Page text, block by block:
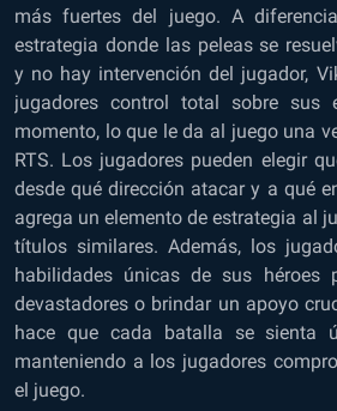
más fuertes del juego. A
estrategia donde las peleas se
y no hay intervención del jugador,
jugadores control total sobre sus
momento, lo que le da al juego una
RTS. Los jugadores pueden elegir
desde qué dirección atacar y a qué
agrega un elemento de estrategia al
títulos similares. Además, los
habilidades únicas de sus héroes
devastadores o brindar un apoyo
hace que cada batalla se sienta
manteniendo a los jugadores
el juego.